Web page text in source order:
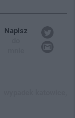
Napisz